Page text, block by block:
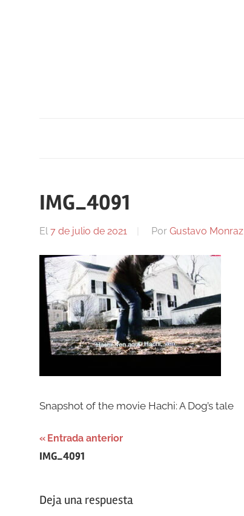
IMG_4091
El 7 de julio de 2021 Por Gustavo Monraz
Snapshot of the movie Hachi: A Dog’s tale
Navegación
de
Entrada anterior
IMG_4091
Deja una respuesta